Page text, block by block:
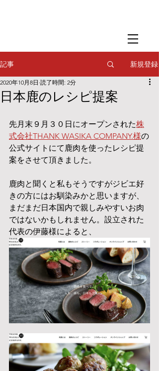
フードスタイリング
記事 新規登録
日本鹿のレシピ提案
2020年10月8日 読了時間: 2分
先月末９月３０日にオープンされた株
式会社THANK WASIKA COMPANY.様の
公式サイトにて鹿肉を使ったレシピ提
案をさせて頂きました。
鹿肉と聞くと私もそうですがジビエ好
きの方にはお馴染みかと思いますが、
まだまだ日本国内で親しみやすいお肉
ではないかもしれません。設立された
代表の伊藤様によると、